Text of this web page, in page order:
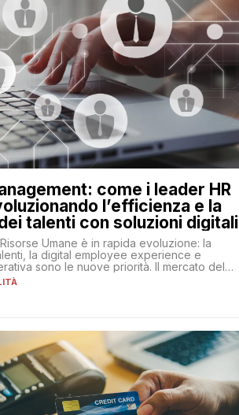
come i leader HR
l’efficienza e la
talenti con soluzioni digitali
Umane è in rapida evoluzione: la
la digital employee experience e
sono le nuove priorità. Il mercato del
è sempre più competitivo con una lotta